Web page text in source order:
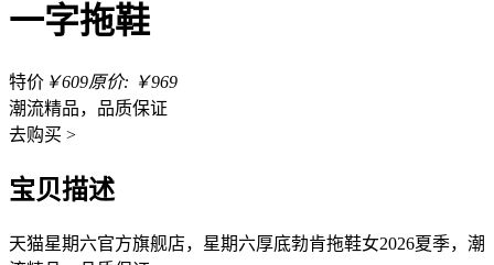
一字拖鞋
特价 ￥609原价: ￥969
潮流精品，品质保证
去购买 >
宝贝描述
天猫星期六官方旗舰店，星期六厚底勃肯拖鞋女2026夏季，潮